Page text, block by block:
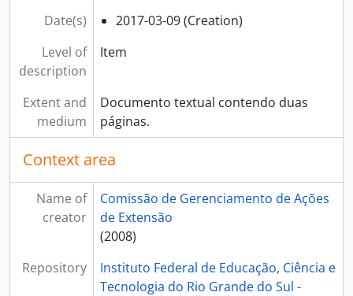
Date(s)
2017-03-09 (Creation)
Level of
description
Item
Extent and
medium
Documento textual contendo duas
páginas.
Context area
Name of
creator
Comissão de Gerenciamento de Ações
de Extensão
(2008)
Repository
Instituto Federal de Educação, Ciência e
Tecnologia do Rio Grande do Sul -